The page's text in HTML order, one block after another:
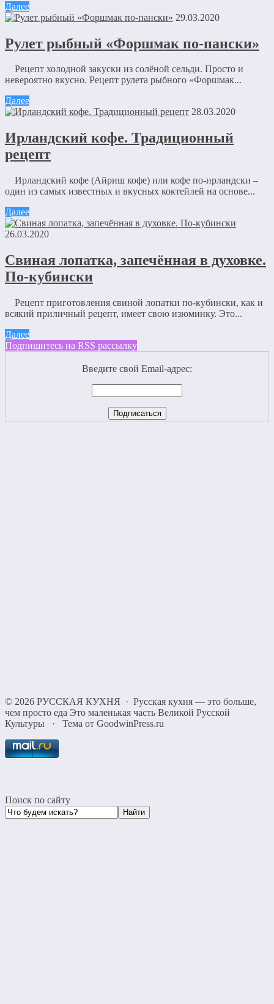
Далее
29.03.2020
Рулет рыбный «Форшмак по-пански»
Рецепт холодной закуски из солёной сельди. Просто и
невероятно вкусно. Рецепт рулета рыбного «Форшмак...
Далее
28.03.2020
Ирландский кофе. Традиционный
рецепт
Ирландский кофе (Айриш кофе) или кофе по-ирландски –
один из самых известных и вкусных коктейлей на основе...
Далее
26.03.2020
Свиная лопатка, запечённая в духовке.
По-кубински
Рецепт приготовления свиной лопатки по-кубински, как и
всякий приличный рецепт, имеет свою изюминку. Это...
Далее
Подпишитесь на RSS рассылку
Введите свой Email-адрес:
© 2026 РУССКАЯ КУХНЯ · Русская кухня — это больше,
чем просто еда Это маленькая часть Великой Русской
Культуры
· Тема от GoodwinPress.ru
Поиск по сайту